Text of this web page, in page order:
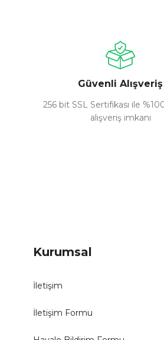
Güvenli Alışveriş
256 bit SSL Sertifikası ile
alışveriş imkanı
Kurumsal
İletişim
İletişim Formu